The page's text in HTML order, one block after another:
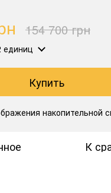
154 700 грн
единиц
Купить
накопительной
К